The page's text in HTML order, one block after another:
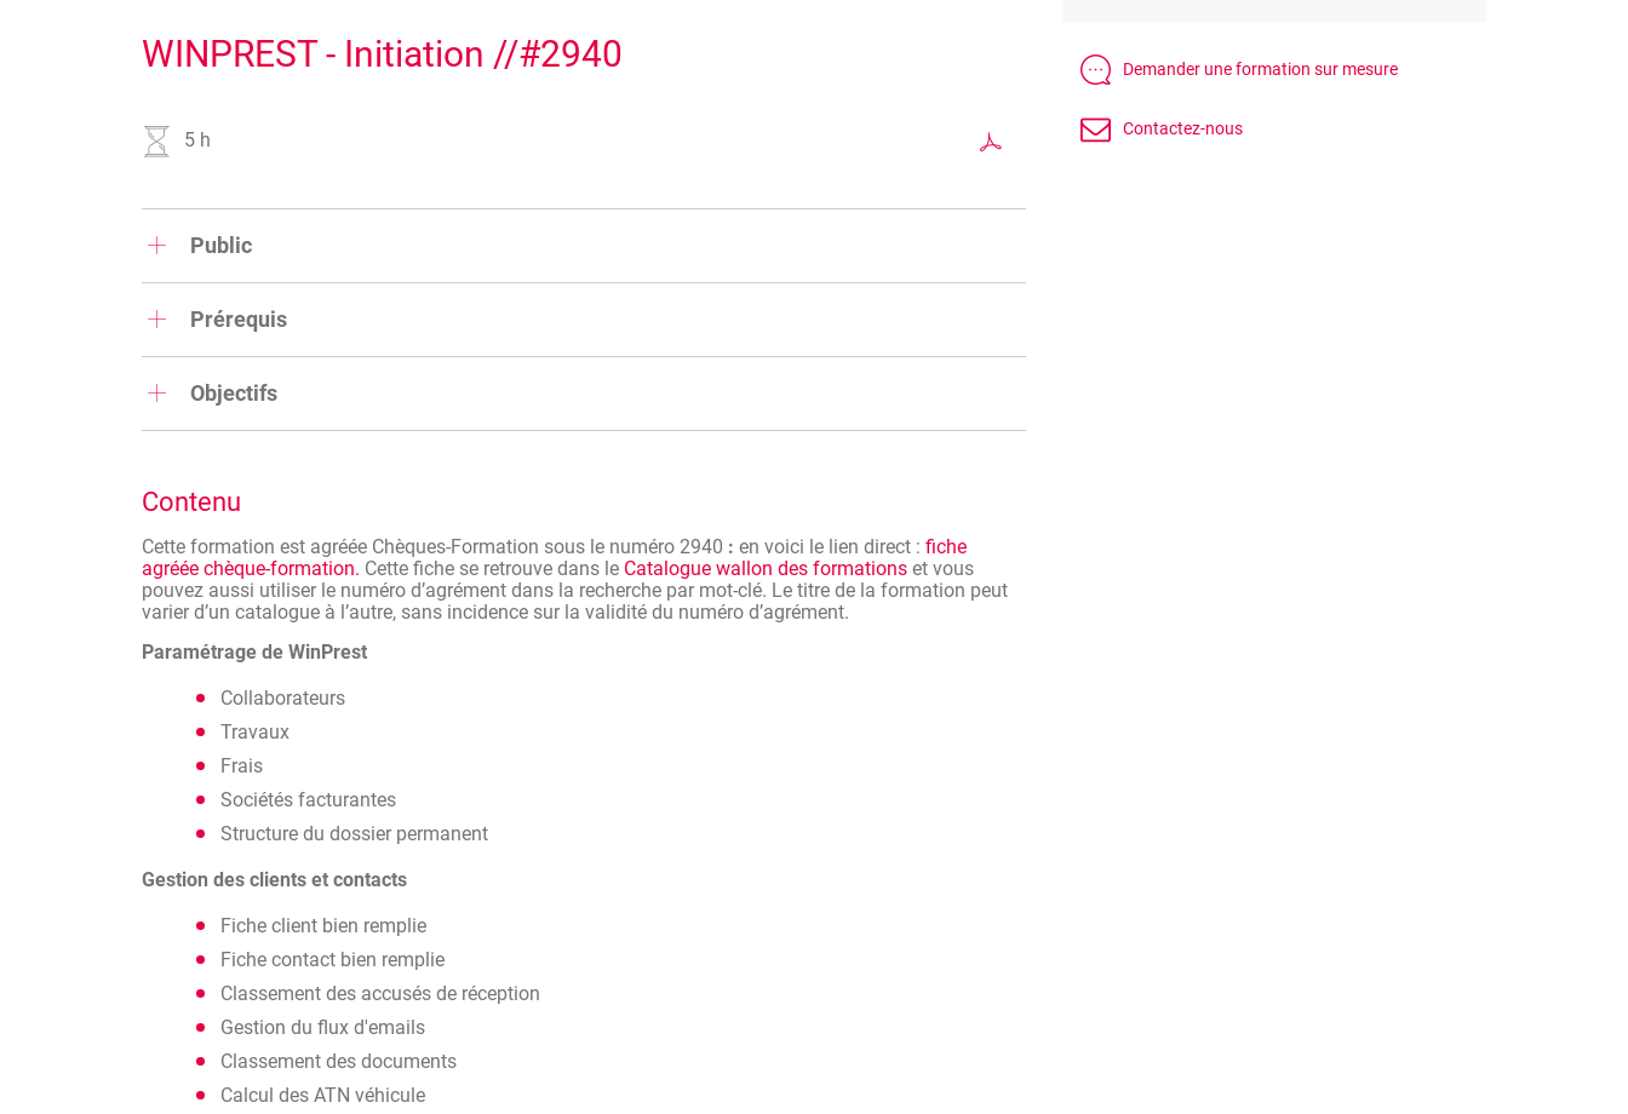
WINPREST - Initiation //#2940
5 h
Public
experts fiscaux, stagiaires ITAA.
Prérequis
Posséder de sérieuses notions de comptabilité (il ne s'agit pas ici d'un cours de comptabilité
de base)
Objectifs
Contenu
Cette formation est agréée Chèques-Formation sous le numéro 2940 : en voici le lien direct : fiche
agréée chèque-formation. Cette fiche se retrouve dans le Catalogue wallon des formations et vous
pouvez aussi utiliser le numéro d’agrément dans la recherche par mot-clé. Le titre de la formation peut
varier d’un catalogue à l’autre, sans incidence sur la validité du numéro d’agrément.
Paramétrage de WinPrest
Collaborateurs
Travaux
Frais
Sociétés facturantes
Structure du dossier permanent
Gestion des clients et contacts
Fiche client bien remplie
Fiche contact bien remplie
Classement des accusés de réception
Gestion du flux d'emails
Classement des documents
Calcul des ATN véhicule